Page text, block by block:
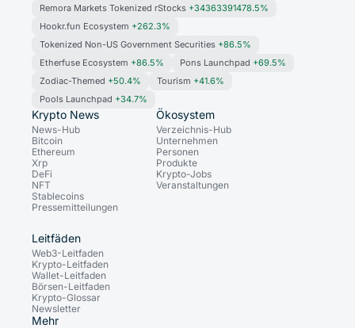
Remora Markets Tokenized rStocks +34363391478.5%
Hookr.fun Ecosystem +262.3%
Tokenized Non-US Government Securities +86.5%
Etherfuse Ecosystem +86.5% Pons Launchpad +69.5%
Zodiac-Themed +50.4% Tourism +41.6%
Pools Launchpad +34.7%
Krypto News
News-Hub
Bitcoin
Ethereum
Xrp
DeFi
NFT
Stablecoins
Pressemitteilungen
Ökosystem
Verzeichnis-Hub
Unternehmen
Personen
Produkte
Krypto-Jobs
Veranstaltungen
Leitfäden
Web3-Leitfaden
Krypto-Leitfaden
Wallet-Leitfaden
Börsen-Leitfaden
Krypto-Glossar
Newsletter
Mehr